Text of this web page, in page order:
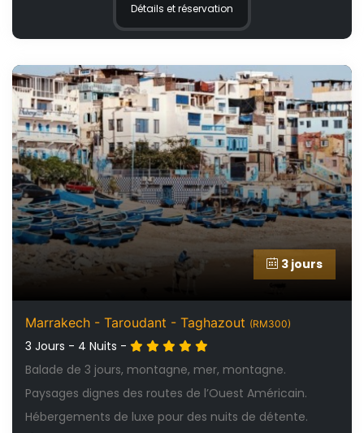
Détails et réservation
3 jours
Marrakech - Taroudant - Taghazout (RM300)
3 Jours - 4 Nuits -
Balade de 3 jours, montagne, mer, montagne.
Paysages dignes des routes de l’Ouest Américain.
Hébergements de luxe pour des nuits de détente.